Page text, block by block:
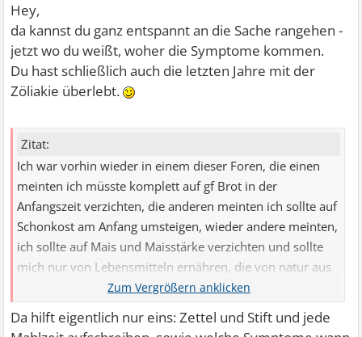
Hey,
da kannst du ganz entspannt an die Sache rangehen -
jetzt wo du weißt, woher die Symptome kommen.
Du hast schließlich auch die letzten Jahre mit der
Zöliakie überlebt.
Zitat:
Ich war vorhin wieder in einem dieser Foren, die einen
meinten ich müsste komplett auf gf Brot in der
Anfangszeit verzichten, die anderen meinten ich sollte auf
Schonkost am Anfang umsteigen, wieder andere meinten,
ich sollte auf Mais und Maisstärke verzichten und sollte
mich nur von Lebensmitteln ernähren, die von natur aus
Da hilft eigentlich nur eins: Zettel und Stift und jede